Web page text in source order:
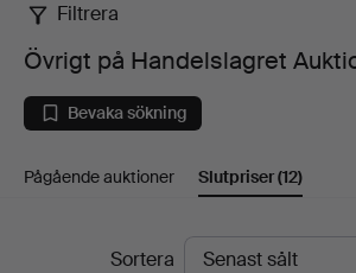
Övrigt
på
Handelslagret
Auktionsservice
Filtrera
Övrigt på Handelslagret
Bevaka sökning
Pågående auktioner Slutpriser(12)
SlutpriserSortera